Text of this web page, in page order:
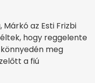
Márkó az Esti Frizbi
hogy reggelente
meg
a fiú